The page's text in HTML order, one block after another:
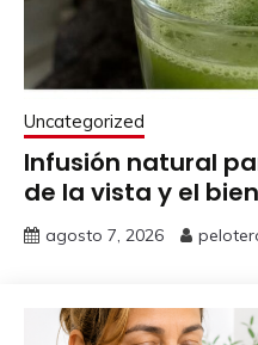
Uncategorized
Infusión natural
de la vista y el
agosto 7, 2026